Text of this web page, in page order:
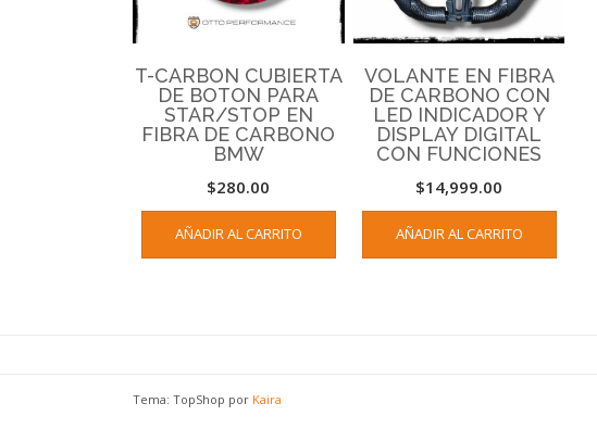
T-CARBON CUBIERTA
DE BOTON PARA
STAR/STOP EN
FIBRA DE CARBONO
BMW
$280.00
AÑADIR AL CARRITO
VOLANTE EN FIBRA
DE CARBONO CON
LED INDICADOR Y
DISPLAY DIGITAL
CON FUNCIONES
$14,999.00
AÑADIR AL CARRITO
Tema: TopShop por Kaira